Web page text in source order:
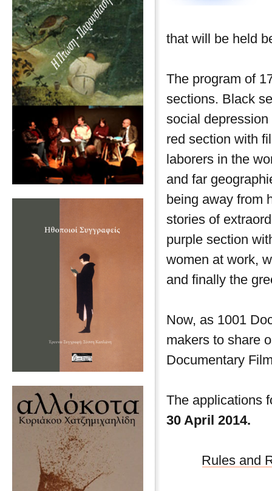
that will be held
The program of
sections. Black
social
red section with
laborers in the
and far
being away from
stories of
purple section
women at work,
and finally the
Now, as 1001
makers to share
Documentary
The applications
30 April 2014.
Rules and